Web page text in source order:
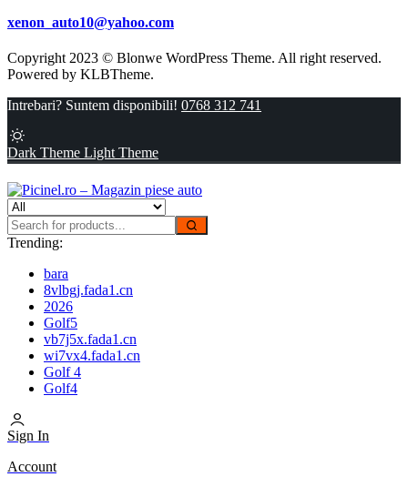
xenon_auto10@yahoo.com
Copyright 2023 © Blonwe WordPress Theme. All right reserved.
Powered by KLBTheme.
Intrebari? Suntem disponibili! 0768 312 741
Dark Theme Light Theme
Trending:
bara
8vlbgj.fada1.cn
2026
Golf5
vb7j5x.fada1.cn
wi7vx4.fada1.cn
Golf 4
Golf4
Sign In
Account